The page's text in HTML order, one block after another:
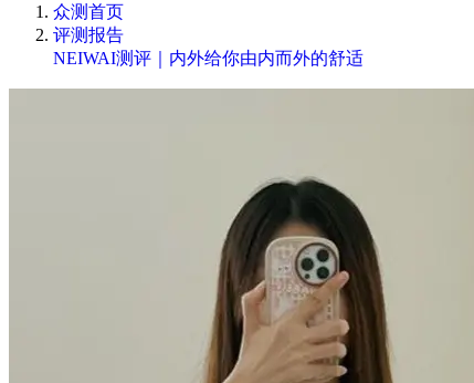
众测首页
评测报告
NEIWAI测评｜内外给你由内而外的舒适